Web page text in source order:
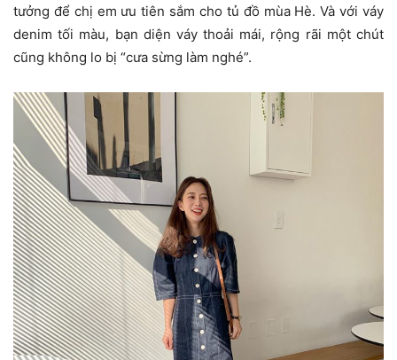
tưởng để chị em ưu tiên sắm cho tủ đồ mùa Hè. Và với váy
denim tối màu, bạn diện váy thoải mái, rộng rãi một chút
cũng không lo bị “cưa sừng làm nghé”.